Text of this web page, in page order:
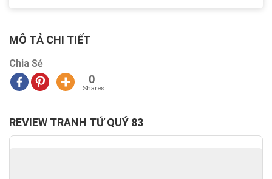
MÔ TẢ CHI TIẾT
Chia Sẻ
0
Shares
REVIEW TRANH TỨ QUÝ 83